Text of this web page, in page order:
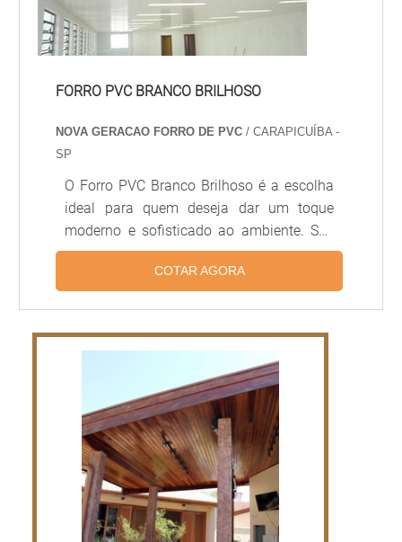
FORRO PVC BRANCO BRILHOSO
NOVA GERACAO FORRO DE PVC/ CARAPICUÍBA -
SP
O Forro PVC Branco Brilhoso é a escolha
ideal para quem deseja dar um toque
moderno e sofisticado ao ambiente. Seu
brilho intenso e sua tonalidade branca são
ideais para quem deseja um visual mais
opção ideal para quem deseja um
ambiente moderno e elegante.
COTAR AGORA